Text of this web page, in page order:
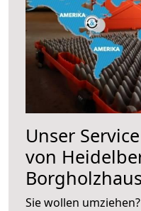
Unser
von
Sie wollen